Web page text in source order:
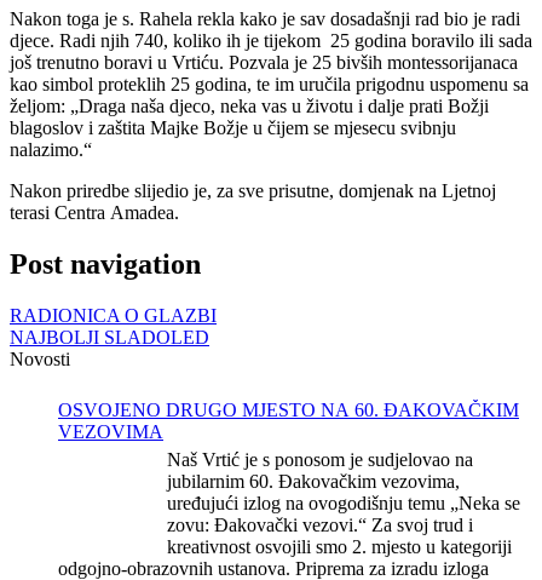
Nakon toga je s. Rahela rekla kako je sav dosadašnji rad bio je radi
djece. Radi njih 740, koliko ih je tijekom 25 godina boravilo ili sada
još trenutno boravi u Vrtiću. Pozvala je 25 bivših montessorijanaca
kao simbol proteklih 25 godina, te im uručila prigodnu uspomenu sa
željom: „Draga naša djeco, neka vas u životu i dalje prati Božji
blagoslov i zaštita Majke Božje u čijem se mjesecu svibnju
nalazimo.“
Nakon priredbe slijedio je, za sve prisutne, domjenak na Ljetnoj
terasi Centra Amadea.
Post navigation
RADIONICA O GLAZBI
NAJBOLJI SLADOLED
Novosti
OSVOJENO DRUGO MJESTO NA 60. ĐAKOVAČKIM
VEZOVIMA
Naš Vrtić je s ponosom je sudjelovao na
jubilarnim 60. Đakovačkim vezovima,
uređujući izlog na ovogodišnju temu „Neka se
zovu: Đakovački vezovi.“ Za svoj trud i
kreativnost osvojili smo 2. mjesto u kategoriji
odgojno-obrazovnih ustanova. Priprema za izradu izloga